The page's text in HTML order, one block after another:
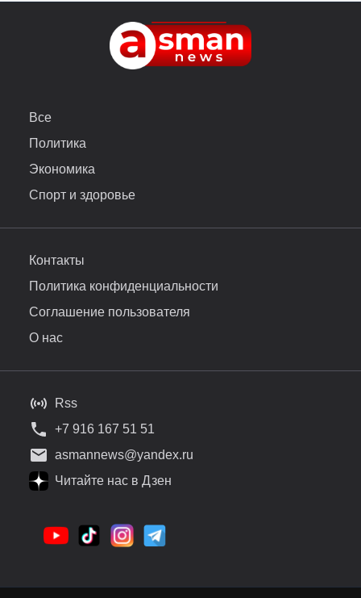
Все
Политика
Экономика
Спорт и здоровье
Контакты
Политика конфиденциальности
Соглашение пользователя
О нас
Rss
+7 916 167 51 51
asmannews@yandex.ru
Читайте нас в Дзен